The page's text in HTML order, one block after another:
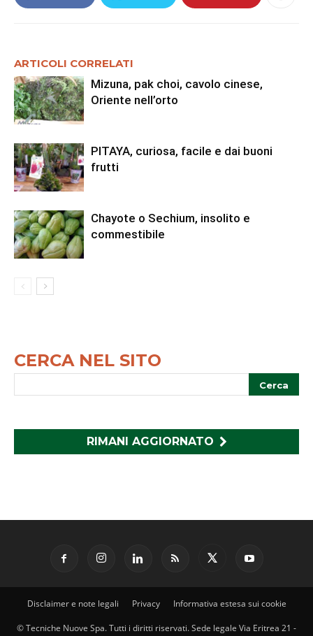
ARTICOLI CORRELATI
Mizuna, pak choi, cavolo cinese,
Oriente nell’orto
PITAYA, curiosa, facile e dai buoni
frutti
Chayote o Sechium, insolito e
commestibile
CERCA NEL SITO
RIMANI AGGIORNATO
Disclaimer e note legali Privacy Informativa estesa sui cookie
© Tecniche Nuove Spa. Tutti i diritti riservati. Sede legale Via Eritrea 21 -